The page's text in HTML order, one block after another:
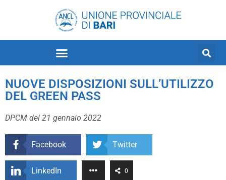
NUOVE DISPOSIZIONI SULL’UTILIZZO
DEL GREEN PASS
DPCM del 21 gennaio 2022
Facebook Twitter
LinkedIn 0